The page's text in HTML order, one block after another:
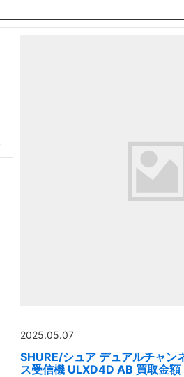
2025.05.07
SHURE/シュア デュアルチャン
ス受信機 ULXD4D AB 買取金額